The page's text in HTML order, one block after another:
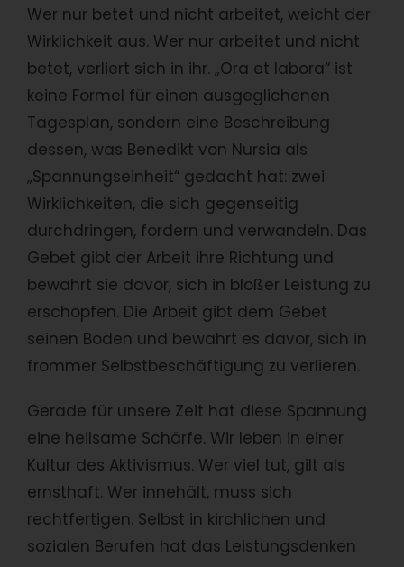
Wer nur betet und nicht arbeitet, weicht der
Wirklichkeit aus. Wer nur arbeitet und nicht
betet, verliert sich in ihr. „Ora et labora“ ist
keine Formel für einen ausgeglichenen
Tagesplan, sondern eine Beschreibung
dessen, was Benedikt von Nursia als
„Spannungseinheit“ gedacht hat: zwei
Wirklichkeiten, die sich gegenseitig
durchdringen, fordern und verwandeln. Das
Gebet gibt der Arbeit ihre Richtung und
bewahrt sie davor, sich in bloßer Leistung zu
erschöpfen. Die Arbeit gibt dem Gebet
seinen Boden und bewahrt es davor, sich in
frommer Selbstbeschäftigung zu verlieren.
Gerade für unsere Zeit hat diese Spannung
eine heilsame Schärfe. Wir leben in einer
Kultur des Aktivismus. Wer viel tut, gilt als
ernsthaft. Wer innehält, muss sich
rechtfertigen. Selbst in kirchlichen und
sozialen Berufen hat das Leistungsdenken